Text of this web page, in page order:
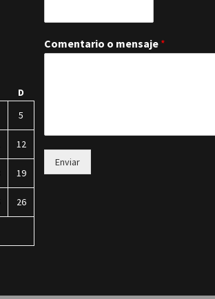
D
5
12
19
26
Comentario o mensaje *
Enviar